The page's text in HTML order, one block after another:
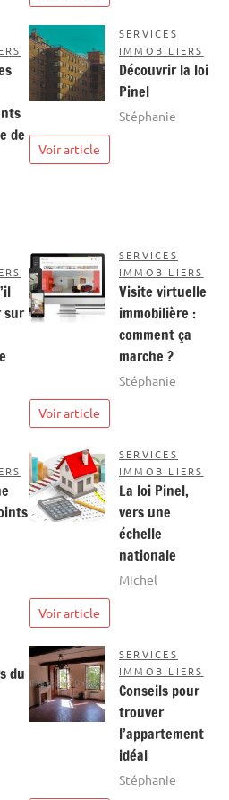
de
SERVICES
IMMOBILIERS
Découvrir la loi
Pinel
Stéphanie
Voir article
sur
SERVICES
IMMOBILIERS
Visite virtuelle
immobilière :
comment ça
marche ?
Stéphanie
Voir article
SERVICES
IMMOBILIERS
La loi Pinel,
vers une
échelle
nationale
Michel
Voir article
du
SERVICES
IMMOBILIERS
Conseils pour
trouver
l’appartement
idéal
Stéphanie